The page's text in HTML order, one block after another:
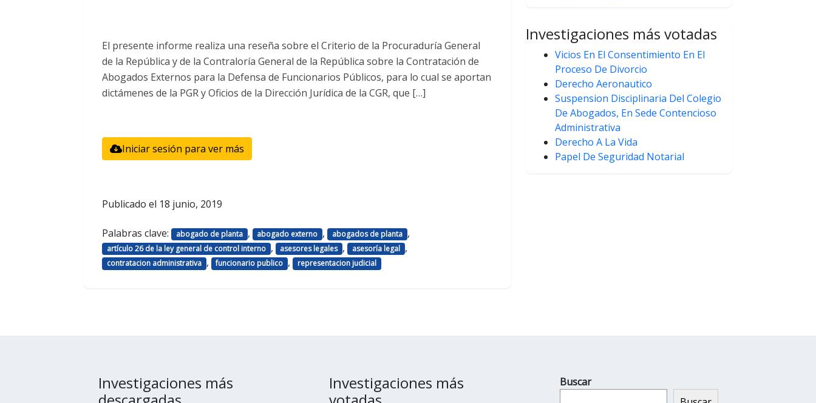
El presente informe realiza una reseña sobre el Criterio de la Procuraduría General
de la República y de la Contraloría General de la República sobre la Contratación de
Abogados Externos para la Defensa de Funcionarios Públicos, para lo cual se aportan
dictámenes de la PGR y Oficios de la Dirección Jurídica de la CGR, que […]
Iniciar sesión para ver más
Publicado el 18 junio, 2019
Palabras clave: abogado de planta , abogado externo , abogados de planta ,
artículo 26 de la ley general de control interno , asesores legales , asesoría legal ,
contratacion administrativa , funcionario publico , representacion judicial
Investigaciones más votadas
Vicios En El Consentimiento En El
Proceso De Divorcio
Derecho Aeronautico
Suspension Disciplinaria Del Colegio
De Abogados, En Sede Contencioso
Administrativa
Derecho A La Vida
Papel De Seguridad Notarial
Investigaciones más
Investigaciones más
Buscar